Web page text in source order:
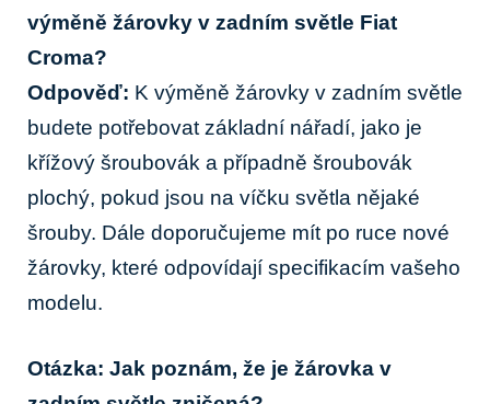
výměně žárovky v zadním světle Fiat
⁣Croma?
Odpověď: K​ výměně žárovky v zadním světle
budete‍ potřebovat ⁣základní nářadí,⁣ jako je
křížový‌ šroubovák a ⁢případně⁣ šroubovák
plochý, pokud jsou na víčku světla nějaké
šrouby. Dále doporučujeme mít po ruce nové
žárovky, které odpovídají specifikacím vašeho
modelu.
Otázka: Jak poznám, že je žárovka v